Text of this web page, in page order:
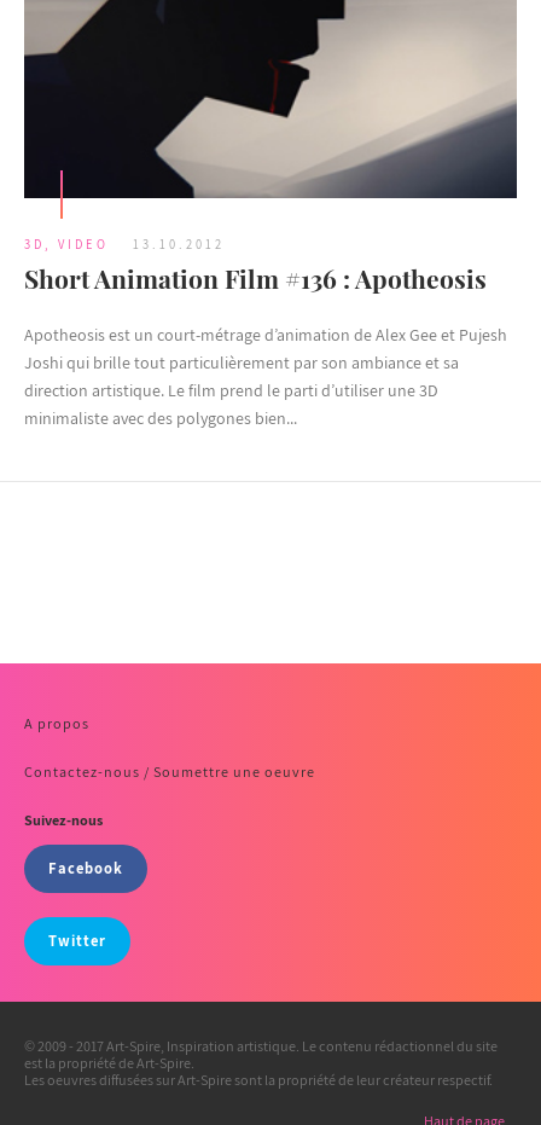
3D , VIDEO 13.10.2012
Short Animation Film #136 : Apotheosis
Apotheosis est un court-métrage d’animation de Alex Gee et Pujesh
Joshi qui brille tout particulièrement par son ambiance et sa
direction artistique. Le film prend le parti d’utiliser une 3D
minimaliste avec des polygones bien...
A propos
Contactez-nous / Soumettre une oeuvre
Suivez-nous
Facebook
Twitter
© 2009 - 2017 Art-Spire, Inspiration artistique. Le contenu rédactionnel du site
est la propriété de Art-Spire.
Les oeuvres diffusées sur Art-Spire sont la propriété de leur créateur respectif.
Haut de page